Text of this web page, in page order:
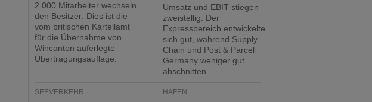
2.000 Mitarbeiter wechseln
den Besitzer: Dies ist die
vom britischen Kartellamt
für die Übernahme von
Wincanton auferlegte
Übertragungsauflage.
Umsatz und EBIT stiegen
zweistellig. Der
Expressbereich entwickelte
sich gut, während Supply
Chain und Post & Parcel
Germany weniger gut
abschnitten.
SEEVERKEHR HÄFEN